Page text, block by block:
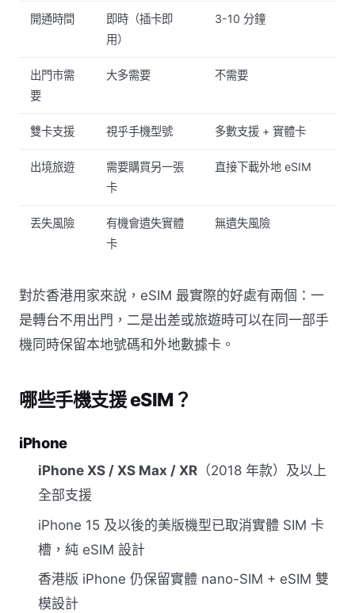
開通時間
即時（插卡即
用）
3-10 分鐘
出門市需
要
大多需要 不需要
雙卡支援 視乎手機型號 多數支援 + 實體卡
出境旅遊
需要購買另一張
卡
直接下載外地 eSIM
丟失風險
有機會遺失實體
卡
無遺失風險
對於香港用家來說，eSIM 最實際的好處有兩個：一
是轉台不用出門，二是出差或旅遊時可以在同一部手
機同時保留本地號碼和外地數據卡。
哪些手機支援 eSIM？
iPhone
iPhone XS / XS Max / XR （2018 年款）及以上
全部支援
iPhone 15 及以後的美版機型已取消實體 SIM 卡
槽，純 eSIM 設計
香港版 iPhone 仍保留實體 nano-SIM + eSIM 雙
模設計